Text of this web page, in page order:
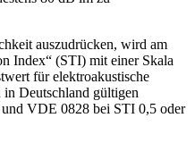
auszudrücken, wird am
Index“ (STI) mit einer Skala
für elektroakustische
in Deutschland gültigen
VDE 0828 bei STI 0,5 oder